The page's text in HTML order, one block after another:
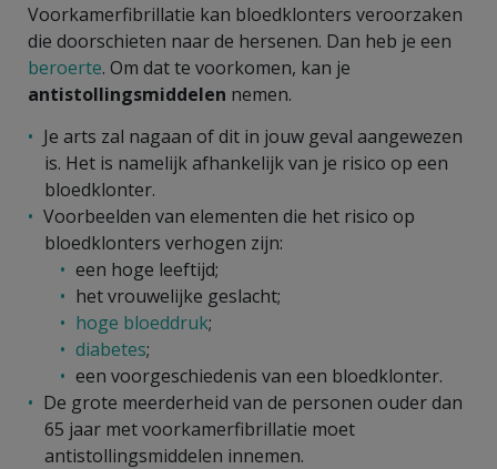
Voorkamerfibrillatie kan bloedklonters veroorzaken
die doorschieten naar de hersenen. Dan heb je een
beroerte. Om dat te voorkomen, kan je
antistollingsmiddelen nemen.
Je arts zal nagaan of dit in jouw geval aangewezen
is. Het is namelijk afhankelijk van je risico op een
bloedklonter.
Voorbeelden van elementen die het risico op
bloedklonters verhogen zijn:
een hoge leeftijd;
het vrouwelijke geslacht;
hoge bloeddruk;
diabetes;
een voorgeschiedenis van een bloedklonter.
De grote meerderheid van de personen ouder dan
65 jaar met voorkamerfibrillatie moet
antistollingsmiddelen innemen.